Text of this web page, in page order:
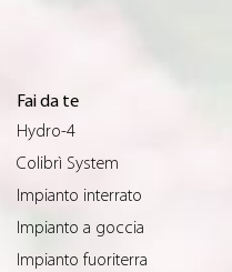
Fai da te
Hydro-4
Colibrì System
Impianto interrato
Impianto a goccia
Impianto fuoriterra